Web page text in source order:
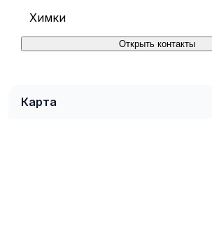
Химки
Открыть контакты
Карта